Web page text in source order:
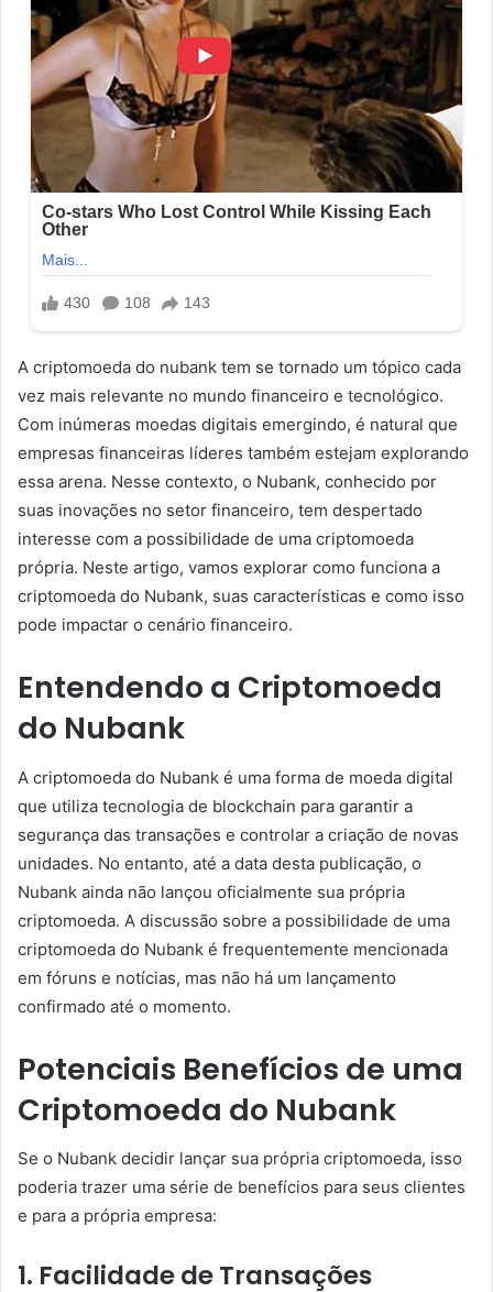
A criptomoeda do nubank tem se tornado um tópico cada
vez mais relevante no mundo financeiro e tecnológico.
Com inúmeras moedas digitais emergindo, é natural que
empresas financeiras líderes também estejam explorando
essa arena. Nesse contexto, o Nubank, conhecido por
suas inovações no setor financeiro, tem despertado
interesse com a possibilidade de uma criptomoeda
própria. Neste artigo, vamos explorar como funciona a
criptomoeda do Nubank, suas características e como isso
pode impactar o cenário financeiro.
Entendendo a Criptomoeda
do Nubank
A criptomoeda do Nubank é uma forma de moeda digital
que utiliza tecnologia de blockchain para garantir a
segurança das transações e controlar a criação de novas
unidades. No entanto, até a data desta publicação, o
Nubank ainda não lançou oficialmente sua própria
criptomoeda. A discussão sobre a possibilidade de uma
criptomoeda do Nubank é frequentemente mencionada
em fóruns e notícias, mas não há um lançamento
confirmado até o momento.
Potenciais Benefícios de uma
Criptomoeda do Nubank
Se o Nubank decidir lançar sua própria criptomoeda, isso
poderia trazer uma série de benefícios para seus clientes
e para a própria empresa:
1. Facilidade de Transações